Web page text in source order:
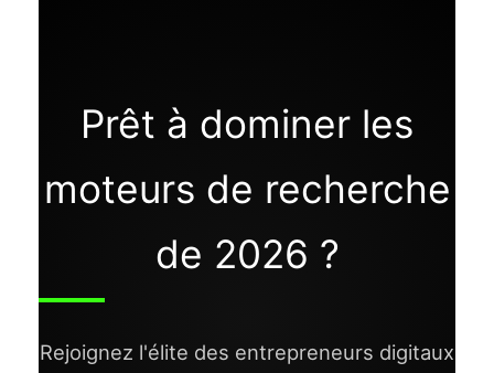
Prêt à dominer les
moteurs de recherche
de 2026 ?
Rejoignez l'élite des entrepreneurs digitaux